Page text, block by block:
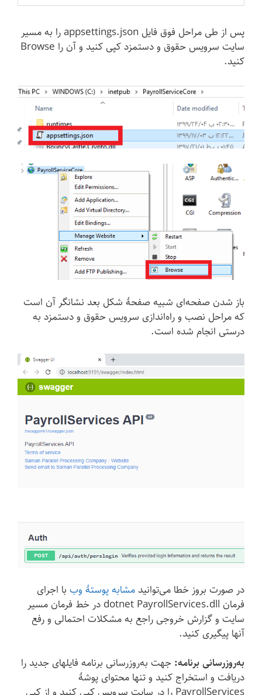
پس از طی مراحل فوق فایل appsettings.json را به مسیر
سایت سرویس حقوق و دستمزد کپی کنید و آن را Browse
کنید.
باز شدن صفحه‌ای شبیه صفحهٔ شکل بعد نشانگر آن است
که مراحل نصب و راه‌اندازی سرویس حقوق و دستمزد به
درستی انجام شده است.
در صورت بروز خطا می‌توانید مشابه پوستهٔ وب با اجرای
فرمان dotnet PayrollServices.dll در خط فرمان مسیر
سایت و گزارش خروجی راجع به مشکلات احتمالی و رفع
آنها پیگیری کنید.
به‌روزرسانی برنامه: جهت به‌روزرسانی برنامه فایلهای جدید را
دریافت و استخراج کنید و تنها محتوای پوشهٔ